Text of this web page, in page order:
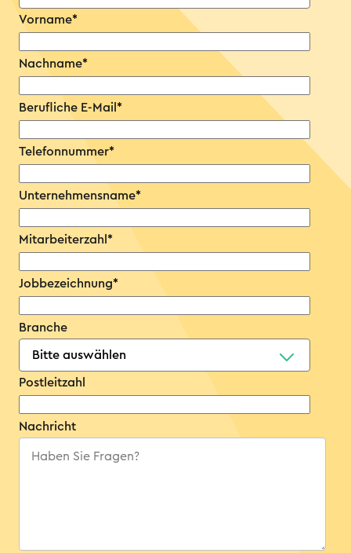
Vorname*
Nachname*
Berufliche E-Mail *
Telefonnummer*
Unternehmensname*
Mitarbeiterzahl *
Jobbezeichnung*
Branche
Postleitzahl
Nachricht